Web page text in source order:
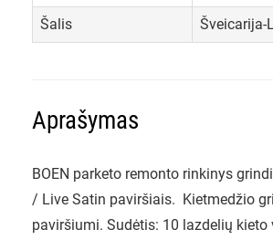
Šalis Šveicarija-
Aprašymas
BOEN parketo remonto rinkinys
/ Live Satin paviršiais. Kietmedžio
paviršiumi. Sudėtis: 10 lazdelių kieto